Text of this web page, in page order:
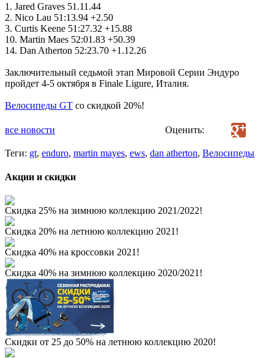
1. Jared Graves 51.11.44
2. Nico Lau 51:13.94 +2.50
3. Curtis Keene 51:27.32 +15.88
10. Martin Maes 52:01.83 +50.39
14. Dan Atherton 52:23.70 +1.12.26
Заключительный седьмой этап Мировой Серии Эндуро
пройдет 4-5 октября в Finale Ligure, Италия.
Велосипеды GT со скидкой 20%!
все новости Оценить:
Теги: gt, enduro, martin mayes, ews, dan atherton, Велосипеды
Акции и скидки
Скидка 25% на зимнюю коллекцию 2021/2022!
Скидка 20% на летнюю коллекцию 2021!
Скидка 40% на кроссовки 2021!
Скидка 40% на зимнюю коллекцию 2020/2021!
Скидки от 25 до 50% на летнюю коллекцию 2020!